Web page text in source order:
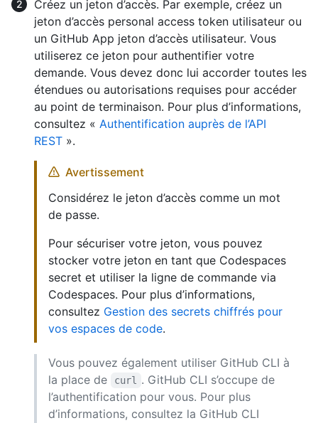
Créez un jeton d’accès. Par exemple, créez un
jeton d’accès personal access token utilisateur ou
un GitHub App jeton d’accès utilisateur. Vous
utiliserez ce jeton pour authentifier votre
demande. Vous devez donc lui accorder toutes les
étendues ou autorisations requises pour accéder
au point de terminaison. Pour plus d’informations,
consultez « Authentification auprès de l’API
REST ».
Avertissement
Considérez le jeton d’accès comme un mot
de passe.
Pour sécuriser votre jeton, vous pouvez
stocker votre jeton en tant que Codespaces
secret et utiliser la ligne de commande via
Codespaces. Pour plus d’informations,
consultez Gestion des secrets chiffrés pour
vos espaces de code.
Vous pouvez également utiliser GitHub CLI à
la place de
curl
. GitHub CLI s’occupe de
l’authentification pour vous. Pour plus
d’informations, consultez la GitHub CLI